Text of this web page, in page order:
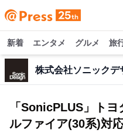
新着 エンタメ グルメ 旅
株式会社ソニックデ
「SonicPLUS」ト
ルファイア(30系)対